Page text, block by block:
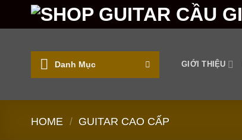
Danh Mục GIỚI THIỆU
HOME / GUITAR CAO CẤP